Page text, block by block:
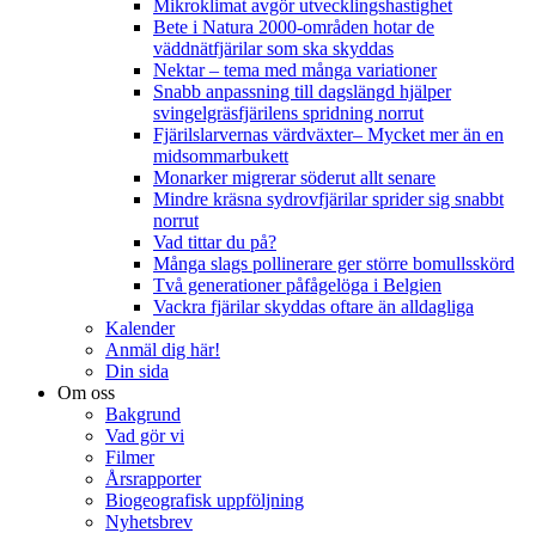
Mikroklimat avgör utvecklingshastighet
Bete i Natura 2000-områden hotar de
väddnätfjärilar som ska skyddas
Nektar – tema med många variationer
Snabb anpassning till dagslängd hjälper
svingelgräsfjärilens spridning norrut
Fjärilslarvernas värdväxter– Mycket mer än en
midsommarbukett
Monarker migrerar söderut allt senare
Mindre kräsna sydrovfjärilar sprider sig snabbt
norrut
Vad tittar du på?
Många slags pollinerare ger större bomullsskörd
Två generationer påfågelöga i Belgien
Vackra fjärilar skyddas oftare än alldagliga
Kalender
Anmäl dig här!
Din sida
Om oss
Bakgrund
Vad gör vi
Filmer
Årsrapporter
Biogeografisk uppföljning
Nyhetsbrev